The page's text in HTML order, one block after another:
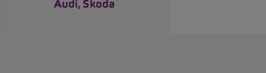
Audi, Škoda